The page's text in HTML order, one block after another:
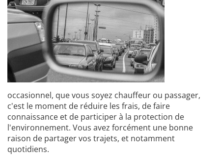
occasionnel, que vous soyez chauffeur ou passager,
c'est le moment de réduire les frais, de faire
connaissance et de participer à la protection de
l'environnement. Vous avez forcément une bonne
raison de partager vos trajets, et notamment
quotidiens.